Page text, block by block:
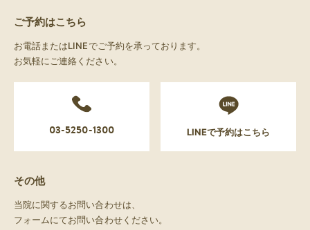
ご予約はこちら
お電話またはLINEでご予約を承っております。
お気軽にご連絡ください。
03-5250-1300 LINEで予約はこちら
その他
当院に関するお問い合わせは、
フォームにてお問い合わせください。